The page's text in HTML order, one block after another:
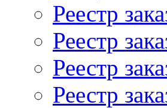
Реестр
Реестр
Реестр
Реестр